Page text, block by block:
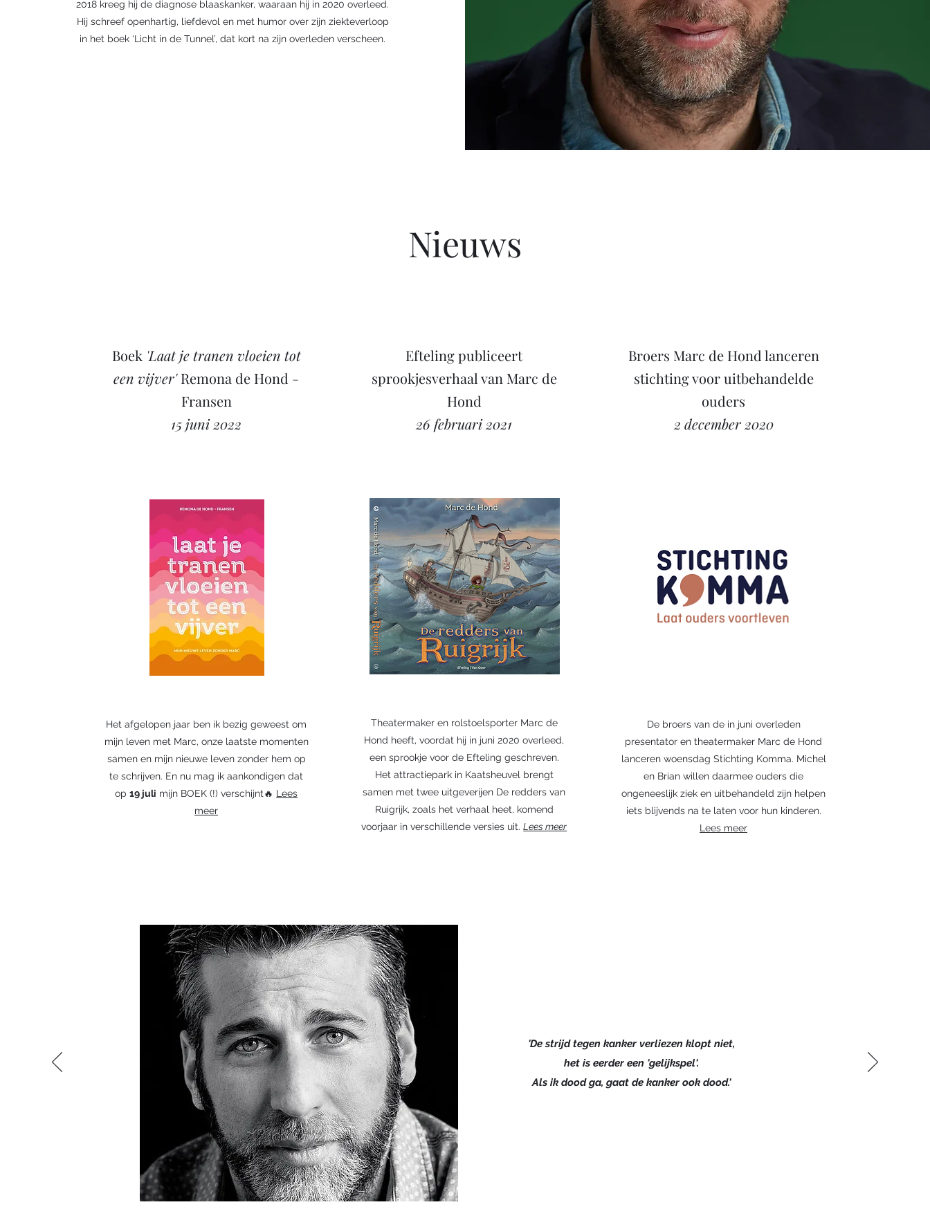
2018 kreeg hij de diagnose blaaskanker, waaraan hij in 2020 overleed.
Hij schreef openhartig, liefdevol en met humor over zijn ziekteverloop
in het boek ‘Licht in de Tunnel’, dat kort na zijn overleden verscheen.
Nieuws
Boek 'Laat je tranen vloeien tot
een vijver'Remona de Hond -
Fransen
15 juni 2022
Het afgelopen jaar ben ik bezig geweest om
mijn leven met Marc, onze laatste momenten
samen en mijn nieuwe leven zonder hem op
te schrijven. En nu mag ik aankondigen dat
op19 juli mijn BOEK (!) verschijnt🔥 Lees
meer
Efteling publiceert
sprookjesverhaal van Marc de
Hond
26 februari 2021
Theatermaker en rolstoelsporter Marc de
Hond heeft, voordat hij in juni 2020 overleed,
een sprookje voor de Efteling geschreven.
Het attractiepark in Kaatsheuvel brengt
samen met twee uitgeverijen De redders van
Ruigrijk, zoals het verhaal heet, komend
voorjaar in verschillende versies uit.Lees meer
Broers Marc de Hond lanceren
stichting voor uitbehandelde
ouders
2 december 2020
De broers van de in juni overleden
presentator en theatermaker Marc de Hond
lanceren woensdag Stichting Komma. Michel
en Brian willen daarmee ouders die
ongeneeslijk ziek en uitbehandeld zijn helpen
iets blijvends na te laten voor hun kinderen.
Lees meer
'De strijd tegen kanker verliezen klopt niet,
het is eerder een 'gelijkspel'.
Als ik dood ga, gaat de kanker ook dood.'